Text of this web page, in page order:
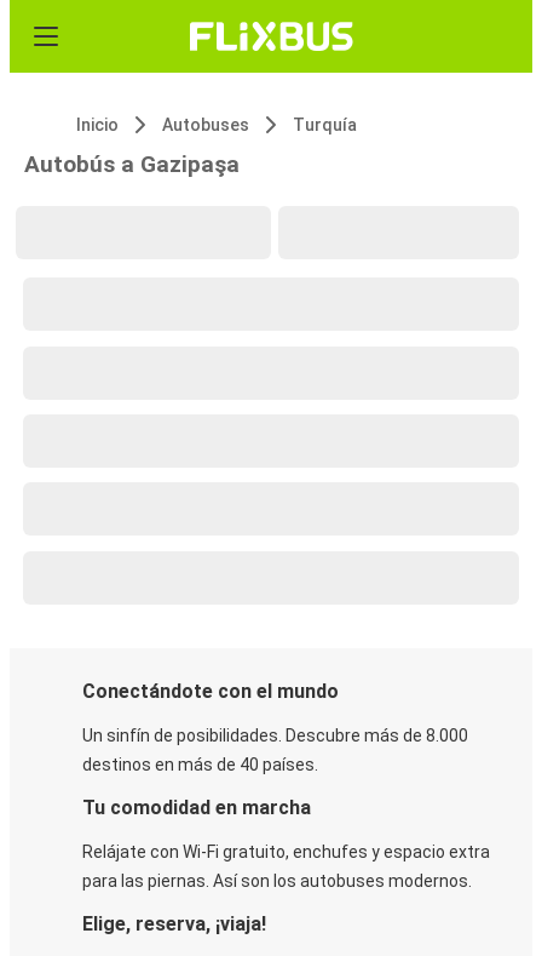
Inicio Autobuses Turquía
Autobús a Gazipaşa
Conectándote con el mundo
Un sinfín de posibilidades. Descubre más de 8.000
destinos en más de 40 países.
Tu comodidad en marcha
Relájate con Wi-Fi gratuito, enchufes y espacio extra
para las piernas. Así son los autobuses modernos.
Elige, reserva, ¡viaja!